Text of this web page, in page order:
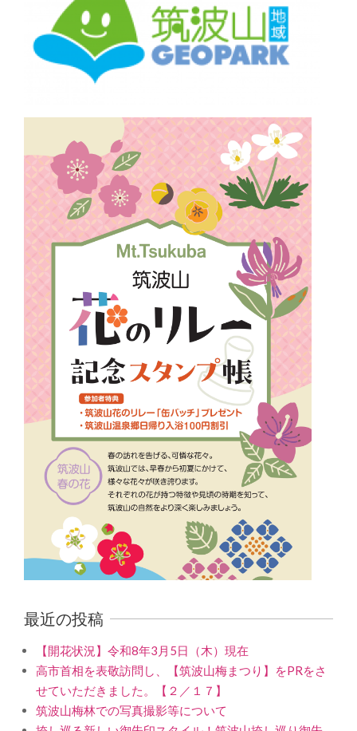
最近の投稿
【開花状況】令和8年3月5日（木）現在
高市首相を表敬訪問し、【筑波山梅まつり】をPRをさ
せていただきました。【２／１７】
筑波山梅林での写真撮影等について